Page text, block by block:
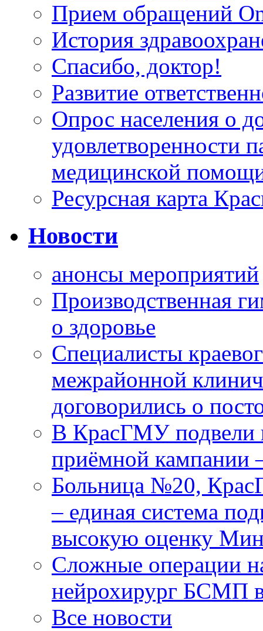
Прием обращений
История
Спасибо, доктор!
Развитие
Опрос населения о
удовлетворенности
медицинской
Ресурсная карта
Новости
анонсы мероприятий
Производственная
о здоровье
Специалисты
межрайонной
договорились о
В КрасГМУ подвели
приёмной кампании
Больница №20,
– единая система
высокую оценку
Сложные операции
нейрохирург БСМП
Все новости